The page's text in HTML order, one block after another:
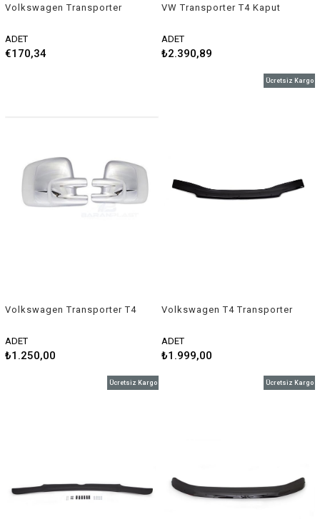
Volkswagen Transporter
Coil-ex
ADET
€170,34
VW Transporter T4 Kaput
ADET
₺2.390,89
Volkswagen Transporter T4
ADET
₺1.250,00
Volkswagen T4 Transporter
ADET
₺1.999,00
Ücretsiz Kargo
Ücretsiz Kargo Ücretsiz Kargo